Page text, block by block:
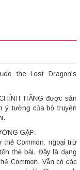
the Lost Dragon's
HÃNG được sản
ý tưởng của bộ truyện
GẶP:
Common, ngoại trừ
thẻ bài. Đây là dạng
Common. Vẫn có các